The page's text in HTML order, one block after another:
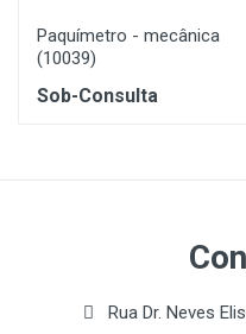
Paquímetro - mecânica
(10039)
Sob-Consulta
Rua Dr. Neves